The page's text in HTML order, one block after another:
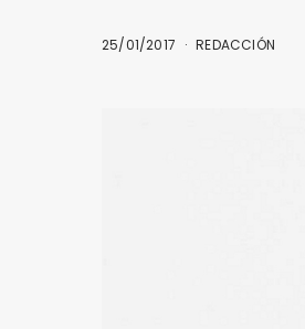
25/01/2017 REDACCIÓN